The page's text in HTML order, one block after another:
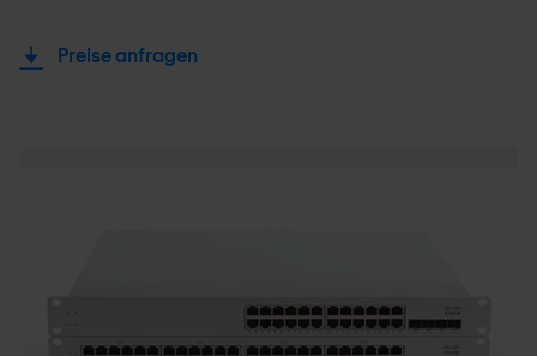
Preise anfragen